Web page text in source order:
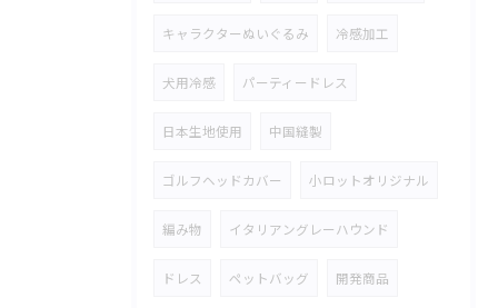
キャラクターぬいぐるみ 冷感加工
犬用冷感 パーティードレス
日本生地使用 中国縫製
ゴルフヘッドカバー 小ロットオリジナル
編み物 イタリアングレーハウンド
ドレス ペットバッグ 開発商品